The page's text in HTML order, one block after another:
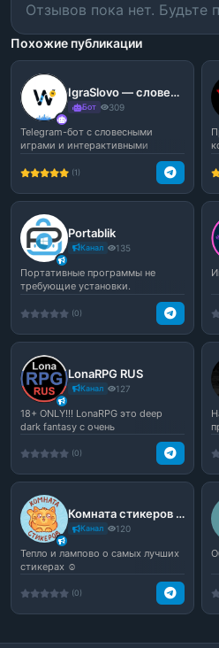
Отзывов пока нет. Будьте
Похожие публикации
IgraSlovo — словесные игры для группы и развлечения в Telegram
Бот 309
Telegram-бот с словесными
играми и интерактивными
форматами для чатов и лично...
(1)
Portablik
Канал 135
Портативные программы не
требующие установки.
дл...
(0)
LonaRPG RUS
Канал 127
18+ ONLY!!! LonaRPG это deep
dark fantasy с очень
увлекательными механиками, ...
(0)
Комната стикеров | Котики | Стикеры ВК
Канал 120
Тепло и лампово о самых лучших
стикерах ☺️
(0)